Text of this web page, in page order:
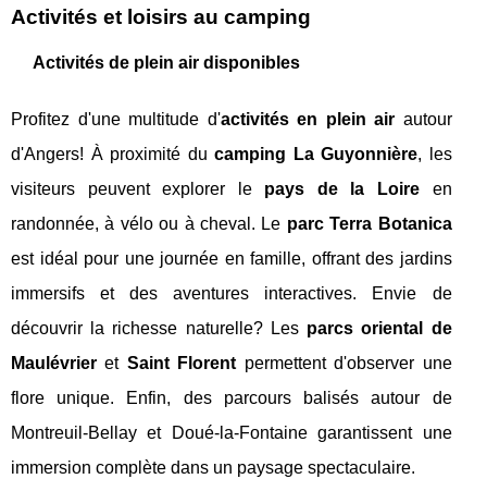
Activités et loisirs au camping
Activités de plein air disponibles
Profitez d'une multitude d'activités en plein air autour
d'Angers! À proximité ducamping La Guyonnière, les
visiteurs peuvent explorer le pays de la Loire en
randonnée, à vélo ou à cheval. Le parc Terra Botanica
est idéal pour une journée en famille, offrant des jardins
immersifs et des aventures interactives. Envie de
découvrir la richesse naturelle? Les parcs oriental de
Maulévrier et Saint Florent permettent d'observer une
flore unique. Enfin, des parcours balisés autour de
Montreuil-Bellay et Doué-la-Fontaine garantissent une
immersion complète dans un paysage spectaculaire.